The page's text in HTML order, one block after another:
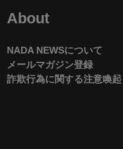
About
NADA NEWSについて
メールマガジン登録
詐欺行為に関する注意喚起